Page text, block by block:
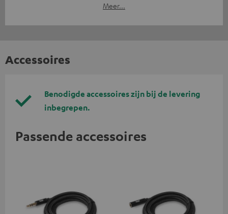
Meer...
Accessoires
Benodigde accessoires zijn bij de levering
inbegrepen.
Passende accessoires